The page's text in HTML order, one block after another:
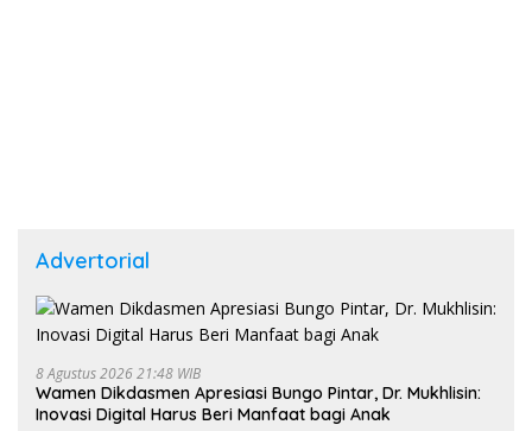
Advertorial
8 Agustus 2026 21:48 WIB
Wamen Dikdasmen Apresiasi Bungo Pintar, Dr. Mukhlisin:
Inovasi Digital Harus Beri Manfaat bagi Anak